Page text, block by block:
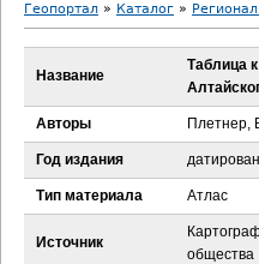
В
з
д
е
Геопортал » Каталог »
Название
Таблица
Авторы Плетнер,
Год издания
Тип материала Атлас
Источник
общества